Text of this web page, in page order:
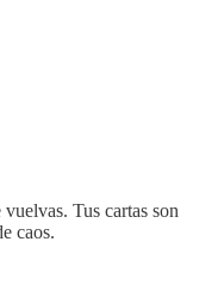
Tus cartas son
caos.